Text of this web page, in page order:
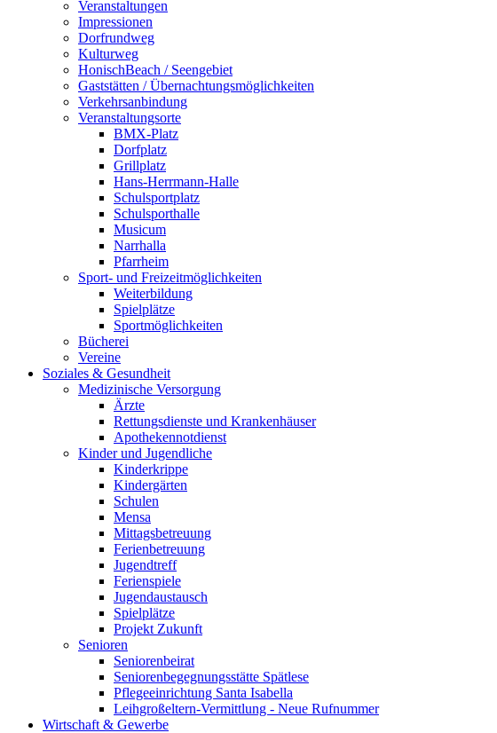
Veranstaltungen
Impressionen
Dorfrundweg
Kulturweg
HonischBeach / Seengebiet
Gaststätten / Übernachtungsmöglichkeiten
Verkehrsanbindung
Veranstaltungsorte
BMX-Platz
Dorfplatz
Grillplatz
Hans-Herrmann-Halle
Schulsportplatz
Schulsporthalle
Musicum
Narrhalla
Pfarrheim
Sport- und Freizeitmöglichkeiten
Weiterbildung
Spielplätze
Sportmöglichkeiten
Bücherei
Vereine
Soziales & Gesundheit
Medizinische Versorgung
Ärzte
Rettungsdienste und Krankenhäuser
Apothekennotdienst
Kinder und Jugendliche
Kinderkrippe
Kindergärten
Schulen
Mensa
Mittagsbetreuung
Ferienbetreuung
Jugendtreff
Ferienspiele
Jugendaustausch
Spielplätze
Projekt Zukunft
Senioren
Seniorenbeirat
Seniorenbegegnungsstätte Spätlese
Pflegeeinrichtung Santa Isabella
Leihgroßeltern-Vermittlung - Neue Rufnummer
Wirtschaft & Gewerbe